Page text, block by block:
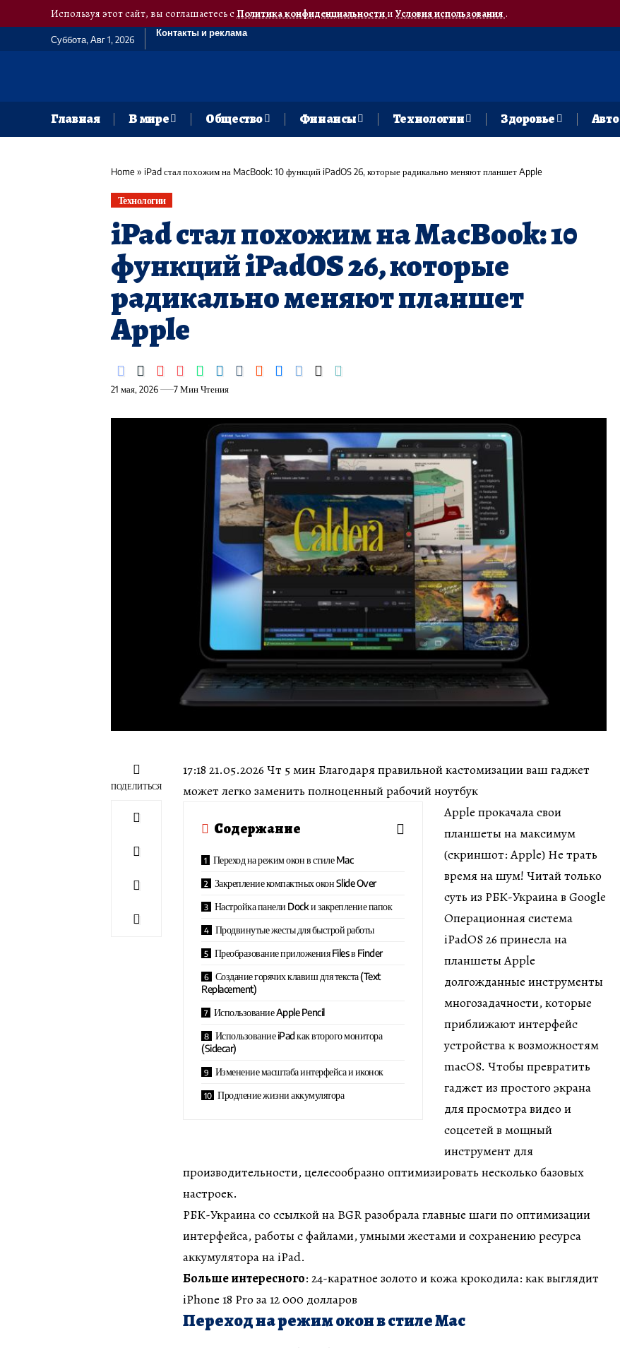
Используя этот сайт, вы соглашаетесь сПолитика конфиденциальностии Условия использования.
Суббота, Авг 1, 2026
Контакты и реклама
Главная В мире Общество Финансы Технологии Здоровье Авто
Home» iPad стал похожим на MacBook: 10 функций iPadOS 26, которые радикально меняют планшет Apple
Технологии
iPad стал похожим на MacBook: 10
функций iPadOS 26, которые
радикально меняют планшет
Apple
21 мая, 2026 7 Мин Чтения
ПОДЕЛИТЬСЯ
17:18 21.05.2026 Чт 5 мин Благодаря правильной кастомизации ваш гаджет
может легко заменить полноценный рабочий ноутбук
Содержание
Переход на режим окон в стиле Mac
Закрепление компактных окон Slide Over
Настройка панели Dock и закрепление папок
Продвинутые жесты для быстрой работы
Преобразование приложения Files в Finder
Создание горячих клавиш для текста (Text
Replacement)
Использование Apple Pencil
Использование iPad как второго монитора
(Sidecar)
Изменение масштаба интерфейса и иконок
Продление жизни аккумулятора
Apple прокачала свои
планшеты на максимум
(скриншот: Apple) Не трать
время на шум! Читай только
суть из РБК-Украина в Google
Операционная система
iPadOS 26 принесла на
планшеты Apple
долгожданные инструменты
многозадачности, которые
приближают интерфейс
устройства к возможностям
macOS. Чтобы превратить
гаджет из простого экрана
для просмотра видео и
соцсетей в мощный
инструмент для
производительности, целесообразно оптимизировать несколько базовых
настроек.
РБК-Украина со ссылкой на BGR разобрала главные шаги по оптимизации
интерфейса, работы с файлами, умными жестами и сохранению ресурса
аккумулятора на iPad.
Больше интересного: 24-каратное золото и кожа крокодила: как выглядит
iPhone 18 Pro за 12 000 долларов
Переход на режим окон в стиле Mac